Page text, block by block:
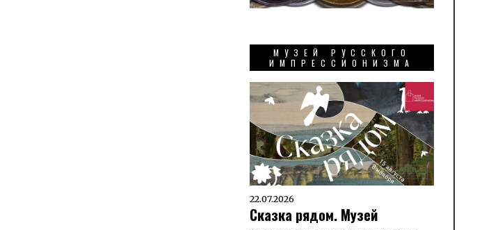
МУЗЕЙ РУССКОГО
ИМПРЕССИОНИЗМА
22.07.2026
Сказка рядом. Музей